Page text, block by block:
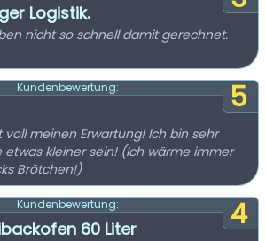
Logistik.
nicht so schnell damit gerechnet.
5
Kundenbewertung:
meinen Erwartung! Ich bin sehr
etwas kleiner sein! (Ich wärme immer
Brötchen!)
4
Kundenbewertung:
60 Liter